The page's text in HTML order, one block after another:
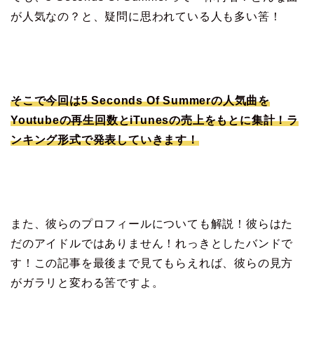
が人気なの？と、疑問に思われている人も多い筈！
そこで今回は5 Seconds Of Summerの人気曲を
Youtubeの再生回数とiTunesの売上をもとに集計！ラ
ンキング形式で発表していきます！
また、彼らのプロフィールについても解説！彼らはた
だのアイドルではありません！れっきとしたバンドで
す！この記事を最後まで見てもらえれば、彼らの見方
がガラリと変わる筈ですよ。